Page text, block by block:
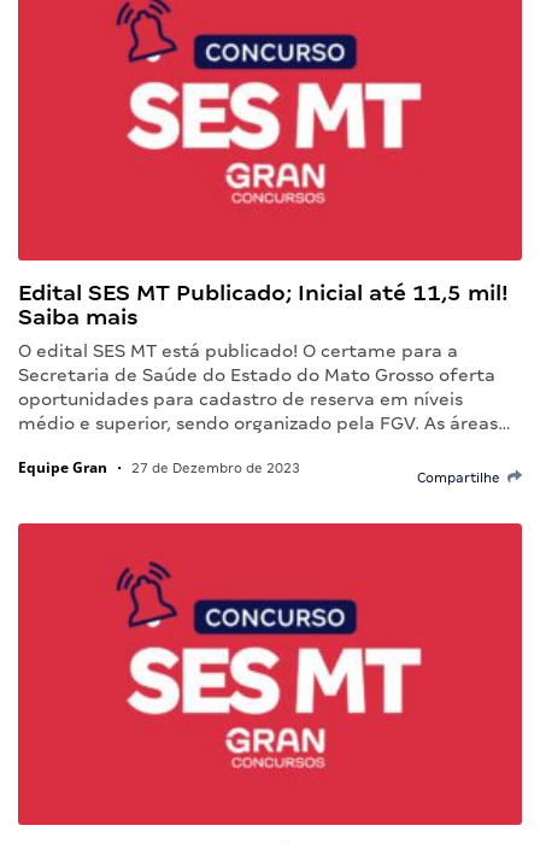
Edital SES MT Publicado; Inicial até 11,5 mil!
Saiba mais
O edital SES MT está publicado! O certame para a
Secretaria de Saúde do Estado do Mato Grosso oferta
oportunidades para cadastro de reserva em níveis
médio e superior, sendo organizado pela FGV. As áreas…
Equipe Gran • 27 de Dezembro de 2023
Compartilhe